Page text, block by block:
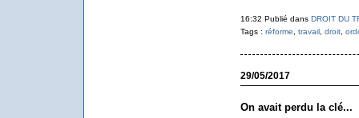
16:32 Publié dans DROIT DU
Tags : réforme, travail, droit,
29/05/2017
On avait perdu la clé...